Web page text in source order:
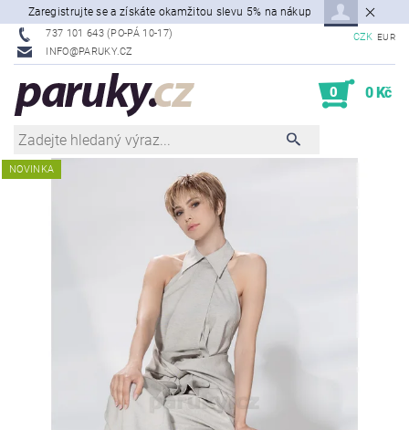
Zaregistrujte se a získáte okamžitou slevu 5% na nákup
737 101 643 (PO-PÁ 10-17)
INFO@PARUKY.CZ
CZK EUR
0 0 Kč
NOVINKA